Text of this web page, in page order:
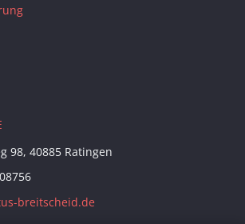
98, 40885 Ratingen
breitscheid.de